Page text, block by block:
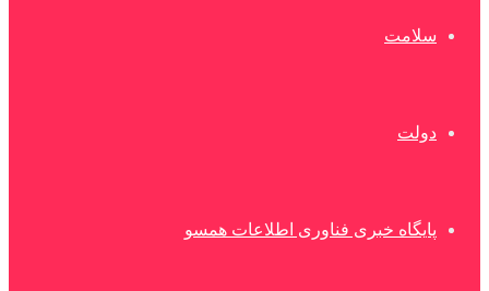
سلامت
دولت
پایگاه خبری فناوری اطلاعات همسو